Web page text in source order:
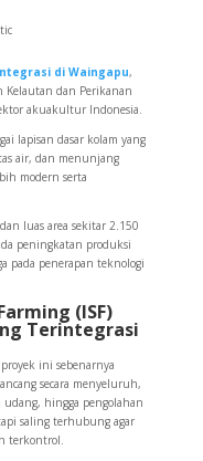
di Waingapu,
Kelautan dan Perikanan
akuakultur Indonesia.
lapisan dasar kolam yang
air, dan menunjang
modern serta
luas area sekitar 2.150
peningkatan produksi
penerapan teknologi
(ISF)
Terintegrasi
ini sebenarnya
secara menyeluruh,
udang, hingga pengolahan
saling terhubung agar
terkontrol.